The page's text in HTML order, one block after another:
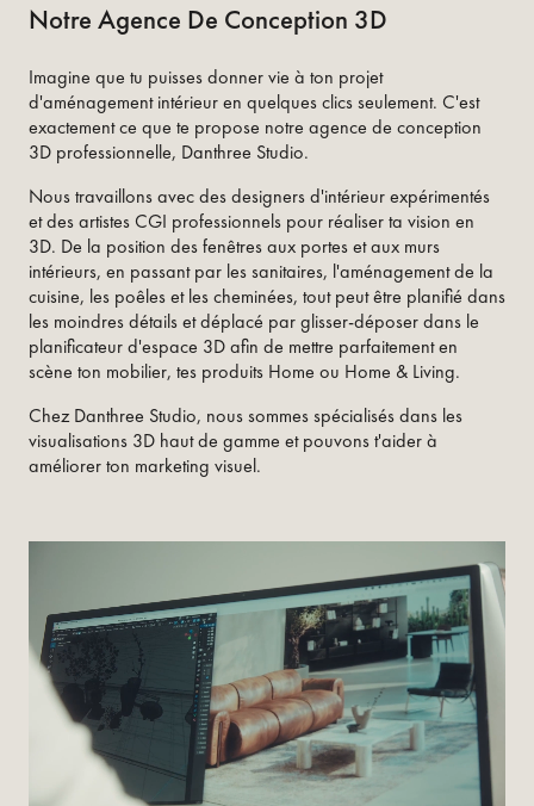
Notre Agence De Conception 3D
Imagine que tu puisses donner vie à ton projet
d'aménagement intérieur en quelques clics seulement. C'est
exactement ce que te propose notre agence de conception
3D professionnelle, Danthree Studio.
Nous travaillons avec des designers d'intérieur expérimentés
et des artistes CGI professionnels pour réaliser ta vision en
3D. De la position des fenêtres aux portes et aux murs
intérieurs, en passant par les sanitaires, l'aménagement de la
cuisine, les poêles et les cheminées, tout peut être planifié dans
les moindres détails et déplacé par glisser-déposer dans le
planificateur d'espace 3D afin de mettre parfaitement en
scène ton mobilier, tes produits Home ou Home & Living.
Chez Danthree Studio, nous sommes spécialisés dans les
visualisations 3D haut de gamme et pouvons t'aider à
améliorer ton marketing visuel.